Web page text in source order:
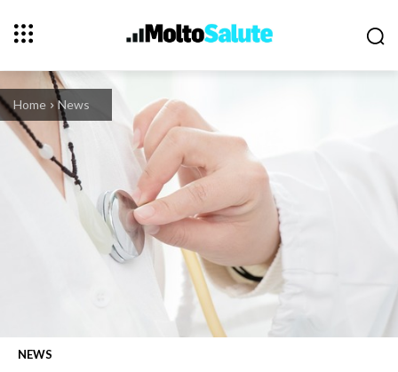
Home News
NEWS